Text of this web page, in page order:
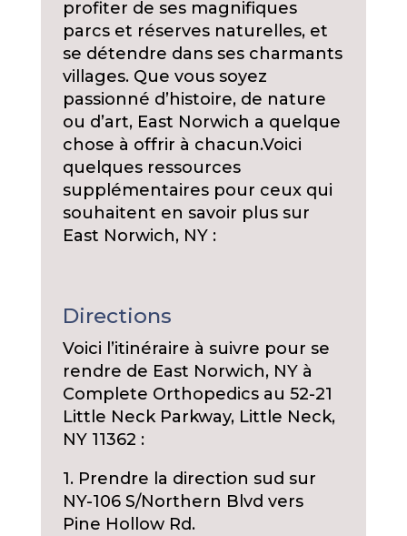
profiter de ses magnifiques
parcs et réserves naturelles, et
se détendre dans ses charmants
villages. Que vous soyez
passionné d’histoire, de nature
ou d’art, East Norwich a quelque
chose à offrir à chacun.Voici
quelques ressources
supplémentaires pour ceux qui
souhaitent en savoir plus sur
East Norwich, NY :
Directions
Voici l’itinéraire à suivre pour se
rendre de East Norwich, NY à
Complete Orthopedics au 52-21
Little Neck Parkway, Little Neck,
NY 11362 :
1. Prendre la direction sud sur
NY-106 S/Northern Blvd vers
Pine Hollow Rd.